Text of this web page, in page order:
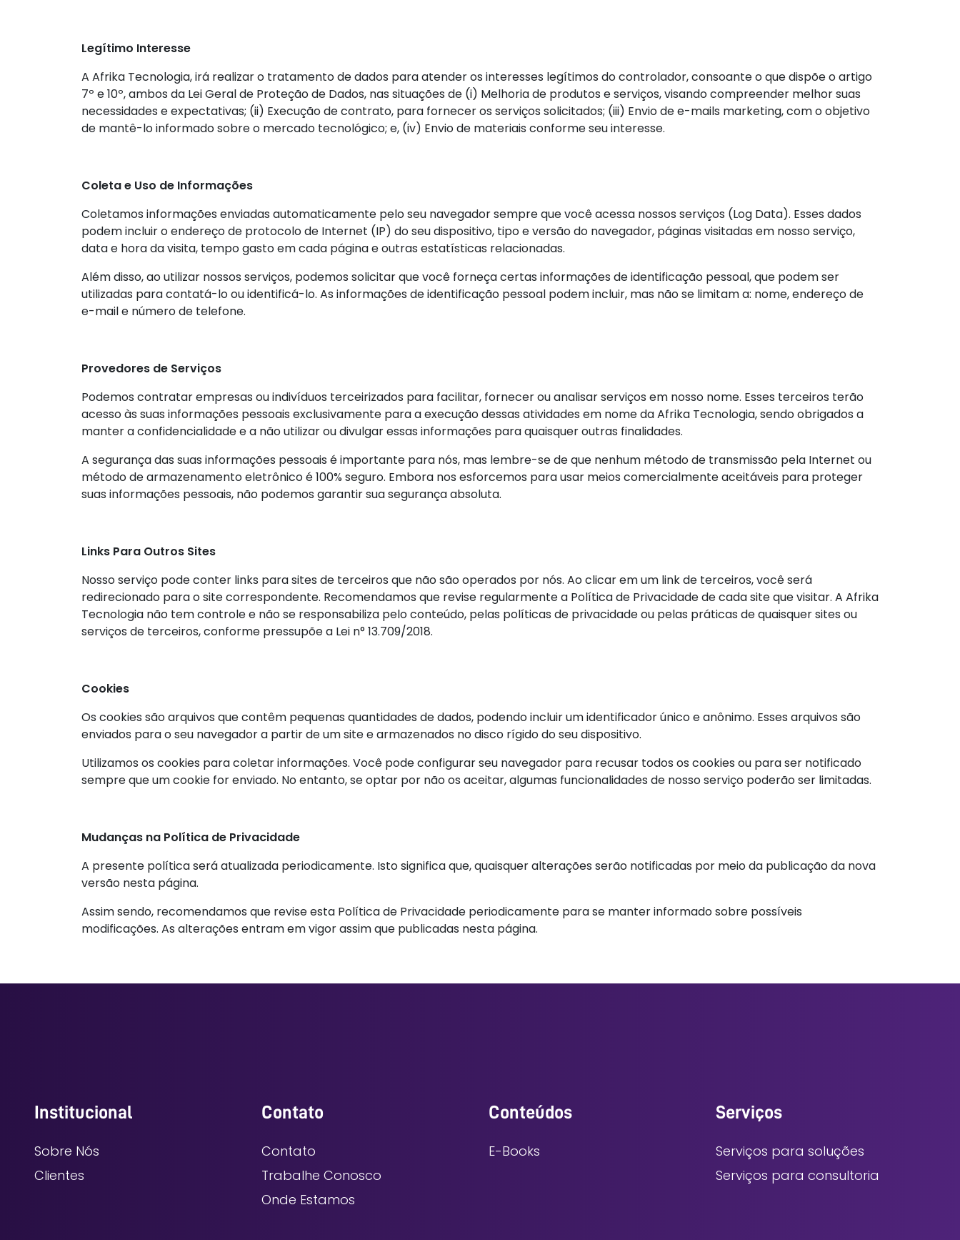
Legítimo Interesse
A Afrika Tecnologia, irá realizar o tratamento de dados para atender os interesses legítimos do controlador, consoante o que dispõe o artigo
7º e 10º, ambos da Lei Geral de Proteção de Dados, nas situações de (i) Melhoria de produtos e serviços, visando compreender melhor suas
necessidades e expectativas; (ii) Execução de contrato, para fornecer os serviços solicitados; (iii) Envio de e-mails marketing, com o objetivo
de mantê-lo informado sobre o mercado tecnológico; e, (iv) Envio de materiais conforme seu interesse.
Coleta e Uso de Informações
Coletamos informações enviadas automaticamente pelo seu navegador sempre que você acessa nossos serviços (Log Data). Esses dados
podem incluir o endereço de protocolo de Internet (IP) do seu dispositivo, tipo e versão do navegador, páginas visitadas em nosso serviço,
data e hora da visita, tempo gasto em cada página e outras estatísticas relacionadas.
Além disso, ao utilizar nossos serviços, podemos solicitar que você forneça certas informações de identificação pessoal, que podem ser
utilizadas para contatá-lo ou identificá-lo. As informações de identificação pessoal podem incluir, mas não se limitam a: nome, endereço de
e-mail e número de telefone.
Provedores de Serviços
Podemos contratar empresas ou indivíduos terceirizados para facilitar, fornecer ou analisar serviços em nosso nome. Esses terceiros terão
acesso às suas informações pessoais exclusivamente para a execução dessas atividades em nome da Afrika Tecnologia, sendo obrigados a
manter a confidencialidade e a não utilizar ou divulgar essas informações para quaisquer outras finalidades.
A segurança das suas informações pessoais é importante para nós, mas lembre-se de que nenhum método de transmissão pela Internet ou
método de armazenamento eletrônico é 100% seguro. Embora nos esforcemos para usar meios comercialmente aceitáveis para proteger
suas informações pessoais, não podemos garantir sua segurança absoluta.
Links Para Outros Sites
Nosso serviço pode conter links para sites de terceiros que não são operados por nós. Ao clicar em um link de terceiros, você será
redirecionado para o site correspondente. Recomendamos que revise regularmente a Política de Privacidade de cada site que visitar. A Afrika
Tecnologia não tem controle e não se responsabiliza pelo conteúdo, pelas políticas de privacidade ou pelas práticas de quaisquer sites ou
serviços de terceiros, conforme pressupõe a Lei n° 13.709/2018.
Cookies
Os cookies são arquivos que contêm pequenas quantidades de dados, podendo incluir um identificador único e anônimo. Esses arquivos são
enviados para o seu navegador a partir de um site e armazenados no disco rígido do seu dispositivo.
Utilizamos os cookies para coletar informações. Você pode configurar seu navegador para recusar todos os cookies ou para ser notificado
sempre que um cookie for enviado. No entanto, se optar por não os aceitar, algumas funcionalidades de nosso serviço poderão ser limitadas.
Mudanças na Política de Privacidade
A presente política será atualizada periodicamente. Isto significa que, quaisquer alterações serão notificadas por meio da publicação da nova
versão nesta página.
Assim sendo, recomendamos que revise esta Política de Privacidade periodicamente para se manter informado sobre possíveis
modificações. As alterações entram em vigor assim que publicadas nesta página.
Institucional
Sobre Nós
Clientes
Contato
Contato
Trabalhe Conosco
Onde Estamos
Conteúdos
E-Books
Serviços
Serviços para soluções
Serviços para consultoria